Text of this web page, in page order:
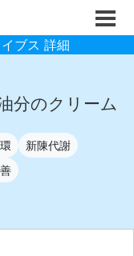
ブス 詳細
分のクリーム
新陳代謝